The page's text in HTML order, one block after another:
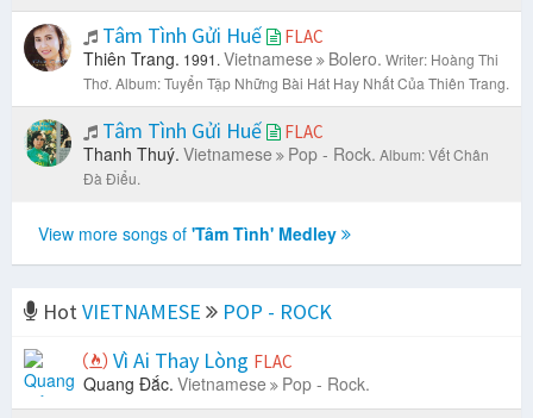
Tâm Tình Gửi Huế FLAC
Thiên Trang. 1991. Vietnamese Bolero. Writer: Hoàng Thi
Thơ. Album: Tuyển Tập Những Bài Hát Hay Nhất Của Thiên Trang.
Tâm Tình Gửi Huế FLAC
Thanh Thuý. Vietnamese Pop - Rock. Album: Vết Chân
Đà Điểu.
View more songs of 'Tâm Tình' Medley
HotVIETNAMESE
POP - ROCK
Vì Ai Thay Lòng FLAC
Quang Đắc. Vietnamese Pop - Rock.